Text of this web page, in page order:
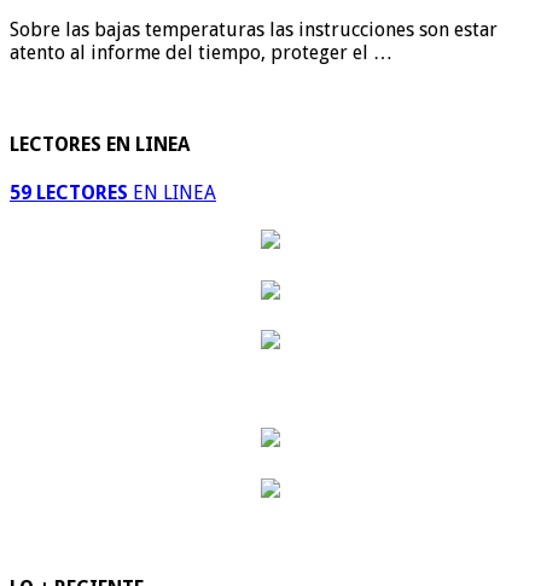
Sobre las bajas temperaturas las instrucciones son estar
atento al informe del tiempo, proteger el …
LECTORES EN LINEA
59 LECTORES EN LINEA